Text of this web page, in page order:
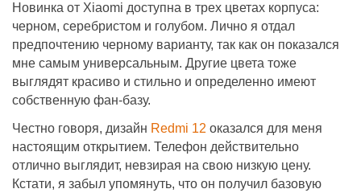
Новинка от Xiaomi доступна в трех цветах корпуса:
черном, серебристом и голубом. Лично я отдал
предпочтению черному варианту, так как он показался
мне самым универсальным. Другие цвета тоже
выглядят красиво и стильно и определенно имеют
собственную фан-базу.
Честно говоря, дизайн Redmi 12 оказался для меня
настоящим открытием. Телефон действительно
отлично выглядит, невзирая на свою низкую цену.
Кстати, я забыл упомянуть, что он получил базовую